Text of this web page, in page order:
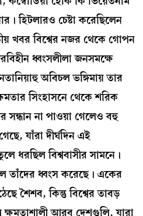
হিটলারও চেষ্টা করেছিলেন
খবর বিশ্বের নজর থেকে গোপন
ধ্বংসলীলা জনসমক্ষে
অবিচল ভঙ্গিমায় তার
সিংহাসনে থেকে শরিক
সন্ধান না পাওয়া গেলেও বহু
যাঁরা দীর্ঘদিন এই
ধরছিল বিশ্ববাসীর সামনে।
তাঁদের ধ্বংস করেছে। একের
শৈশব, কিন্তু বিশ্বের তাবড়